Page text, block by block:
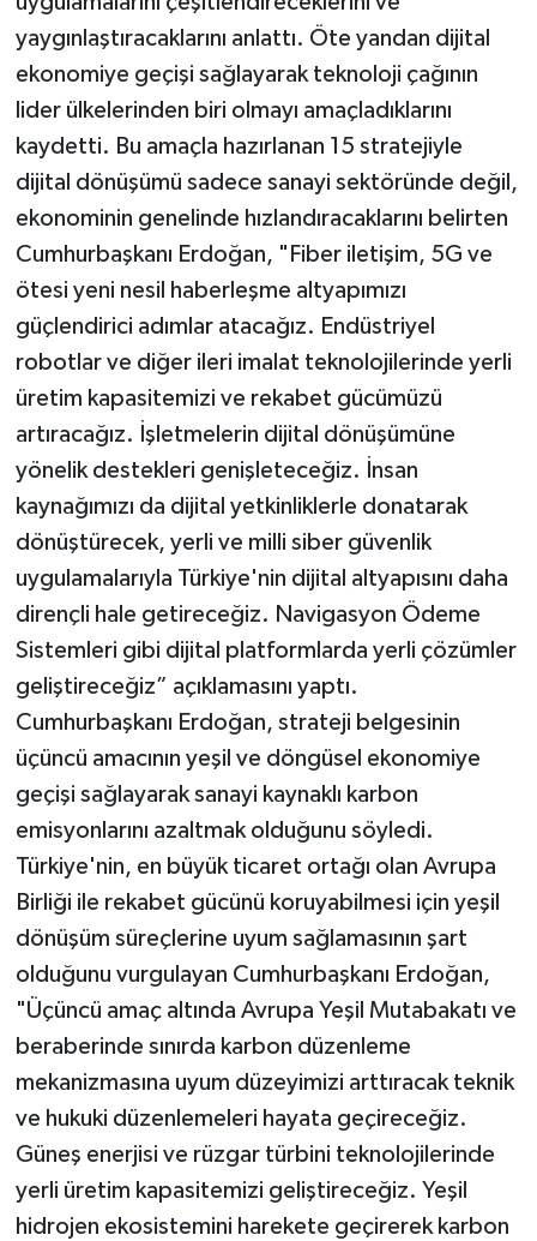
yaygınlaştıracaklarını anlattı. Öte yandan dijital
ekonomiye geçişi sağlayarak teknoloji çağının
lider ülkelerinden biri olmayı amaçladıklarını
kaydetti. Bu amaçla hazırlanan 15 stratejiyle
dijital dönüşümü sadece sanayi sektöründe değil,
ekonominin genelinde hızlandıracaklarını belirten
Cumhurbaşkanı Erdoğan, "Fiber iletişim, 5G ve
ötesi yeni nesil haberleşme altyapımızı
güçlendirici adımlar atacağız. Endüstriyel
robotlar ve diğer ileri imalat teknolojilerinde yerli
üretim kapasitemizi ve rekabet gücümüzü
artıracağız. İşletmelerin dijital dönüşümüne
yönelik destekleri genişleteceğiz. İnsan
kaynağımızı da dijital yetkinliklerle donatarak
dönüştürecek, yerli ve milli siber güvenlik
uygulamalarıyla Türkiye'nin dijital altyapısını daha
dirençli hale getireceğiz. Navigasyon Ödeme
Sistemleri gibi dijital platformlarda yerli çözümler
geliştireceğiz” açıklamasını yaptı.
Cumhurbaşkanı Erdoğan, strateji belgesinin
üçüncü amacının yeşil ve döngüsel ekonomiye
geçişi sağlayarak sanayi kaynaklı karbon
emisyonlarını azaltmak olduğunu söyledi.
Türkiye'nin, en büyük ticaret ortağı olan Avrupa
Birliği ile rekabet gücünü koruyabilmesi için yeşil
dönüşüm süreçlerine uyum sağlamasının şart
olduğunu vurgulayan Cumhurbaşkanı Erdoğan,
"Üçüncü amaç altında Avrupa Yeşil Mutabakatı ve
beraberinde sınırda karbon düzenleme
mekanizmasına uyum düzeyimizi arttıracak teknik
ve hukuki düzenlemeleri hayata geçireceğiz.
Güneş enerjisi ve rüzgar türbini teknolojilerinde
yerli üretim kapasitemizi geliştireceğiz. Yeşil
hidrojen ekosistemini harekete geçirerek karbon